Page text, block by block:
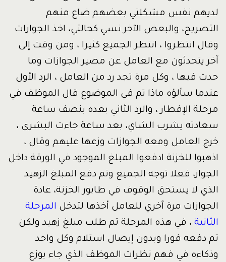
لديهم نفس مشكلتي بعضهم ضاع منهم
التصريح، والبعض الآخر نسي كحالتي، اخذ الجوازات
وقال انتظروا ، انتظر الجميع كثيرا ، ومن وقت إلى
آخر يتحدثون مع العامل عن مصير الجوازات وما
حدث فيها ، وكل مرة تجد رد من العامل ، الرد الأول
عندما سألؤه ماذا تم في الموضوع قال الموظف في
مرحلة الإفطار ، والرد الثاني بعده بنصف ساعة
سعادته يشرب الشاي، بعد ساعة جاءت البشرى ،
خرج العامل ومعه الجوازات وزعها عليهم وقال ،
اذهبوا للخزنة ادفعوا المبلغ الموجود في الورقة داخل
الجواز، فعلا توجه الجميع وتم دفع المبلغ الزهيد
الذي لا يستحق الوقوف في طابور الخزنة، عادة
الجوازات مرة آخري للعامل أخذها لتدخل المرحلة
الثانية ، في هذه المرحلة تم طلب مبلغ زهيد ولكن
تم دفعه فورا وبدون إيصال استلام وكل واحد
وذكاءه في فهم نظرات الموظف الذي جاء يوزع